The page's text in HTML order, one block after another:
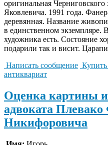
оригинальная
Яковлевича. 1991 года.
деревянная. Название
в единственном экземпляре.
художника есть. Состояние
подарили так и висит.
Написать сообщение
антиквариат
Оценка картины
адвоката Плевако
Никифоровича